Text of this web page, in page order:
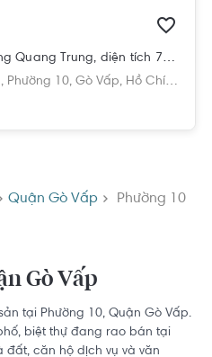
Mặt bằng kinh doanh đường Quang Trung, diện tích 72m2 rộng thoáng.
Phường 10, Gò Vấp, Hồ Chí Minh
Quận Gò Vấp Phường 10
Gò Vấp
tại Phường 10, Quận Gò Vấp.
biệt thự đang rao bán tại
đất, căn hộ dịch vụ và văn